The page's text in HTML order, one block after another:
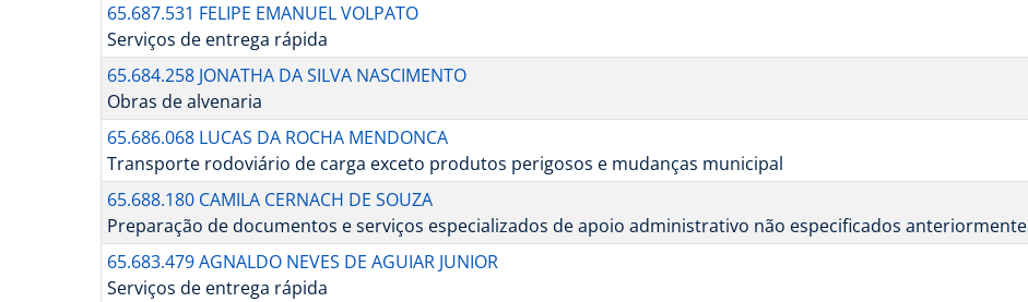
65.687.531 FELIPE EMANUEL VOLPATO
Serviços de entrega rápida
65.684.258 JONATHA DA SILVA NASCIMENTO
Obras de alvenaria
65.686.068 LUCAS DA ROCHA MENDONCA
Transporte rodoviário de carga exceto produtos perigosos e mudanças municipal
65.688.180 CAMILA CERNACH DE SOUZA
Preparação de documentos e serviços especializados de apoio administrativo não especificados anteriormente
65.683.479 AGNALDO NEVES DE AGUIAR JUNIOR
Serviços de entrega rápida